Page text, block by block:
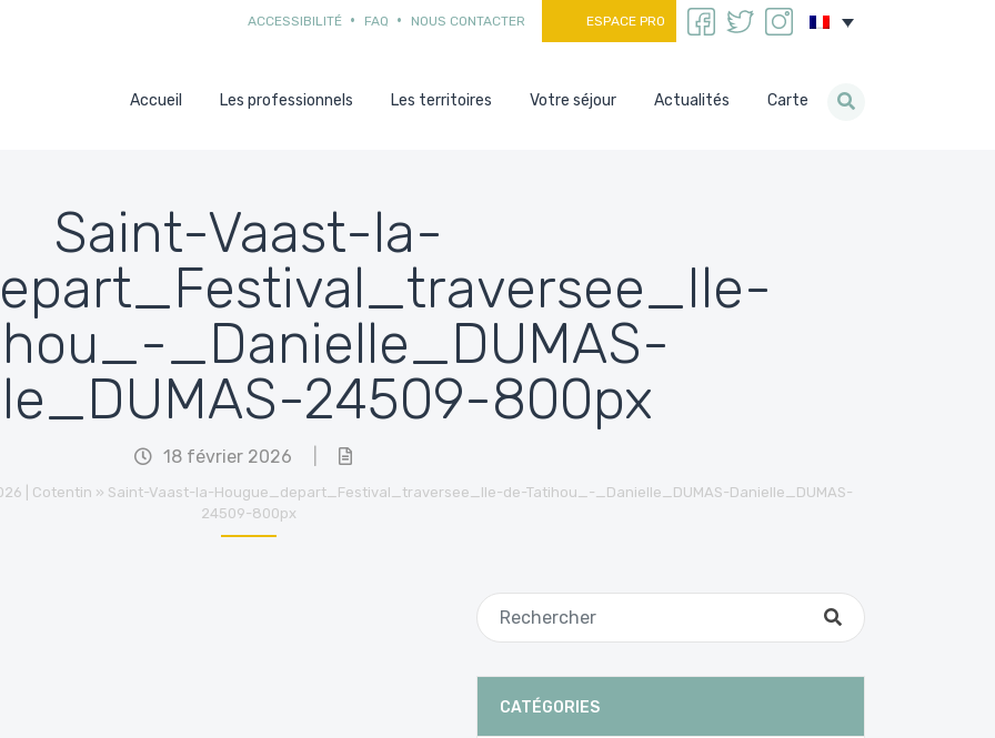
ACCESSIBILITÉ FAQ NOUS CONTACTER ESPACE PRO
Accueil Les professionnels Les territoires Votre séjour Actualités Carte
Saint-Vaast-la-
_Danielle_DUMAS-
24509-800px
18 février 2026
| Cotentin » Saint-Vaast-la-Hougue_depart_Festival_traversee_Ile-de-Tatihou_-_Danielle_DUMAS-Danielle_DUMAS-
24509-800px
CATÉGORIES